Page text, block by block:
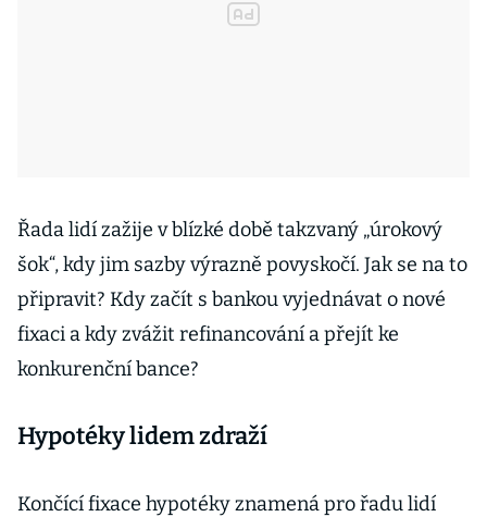
Řada lidí zažije v blízké době takzvaný „úrokový
šok“, kdy jim sazby výrazně povyskočí. Jak se na to
připravit? Kdy začít s bankou vyjednávat o nové
fixaci a kdy zvážit refinancování a přejít ke
konkurenční bance?
Hypotéky lidem zdraží
Končící fixace hypotéky znamená pro řadu lidí